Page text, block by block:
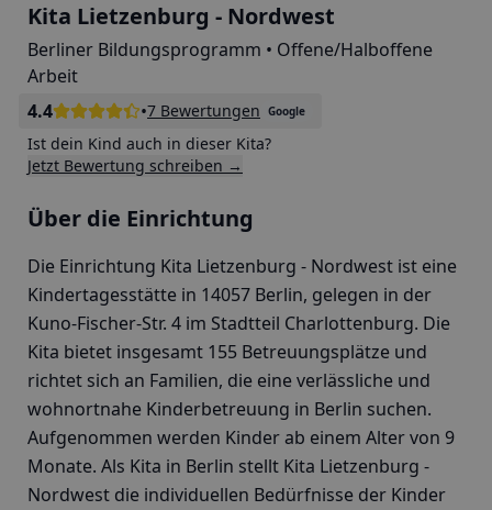
Kita Lietzenburg - Nordwest
Berliner Bildungsprogramm • Offene/Halboffene
Arbeit
4.4
•7 Bewertungen Google
Ist dein Kind auch in dieser Kita?
Jetzt Bewertung schreiben →
Über die Einrichtung
Die Einrichtung Kita Lietzenburg - Nordwest ist eine
Kindertagesstätte in 14057 Berlin, gelegen in der
Kuno-Fischer-Str. 4 im Stadtteil Charlottenburg. Die
Kita bietet insgesamt 155 Betreuungsplätze und
richtet sich an Familien, die eine verlässliche und
wohnortnahe Kinderbetreuung in Berlin suchen.
Aufgenommen werden Kinder ab einem Alter von 9
Monate. Als Kita in Berlin stellt Kita Lietzenburg -
Nordwest die individuellen Bedürfnisse der Kinder